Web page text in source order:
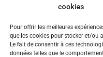
cookies
Pour offrir les meilleures
que les cookies pour stocker et/ou
Le fait de consentir à ces
données telles que le